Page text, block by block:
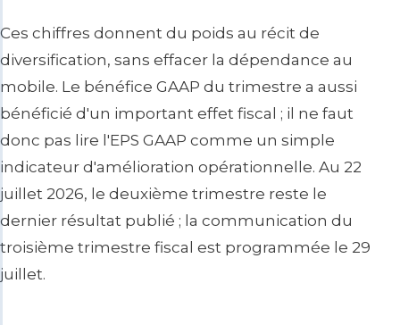
Ces chiffres donnent du poids au récit de
diversification, sans effacer la dépendance au
mobile. Le bénéfice GAAP du trimestre a aussi
bénéficié d'un important effet fiscal ; il ne faut
donc pas lire l'EPS GAAP comme un simple
indicateur d'amélioration opérationnelle. Au 22
juillet 2026, le deuxième trimestre reste le
dernier résultat publié ; la communication du
troisième trimestre fiscal est programmée le 29
juillet.